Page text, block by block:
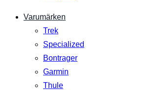
Varumärken
Trek
Specialized
Bontrager
Garmin
Thule